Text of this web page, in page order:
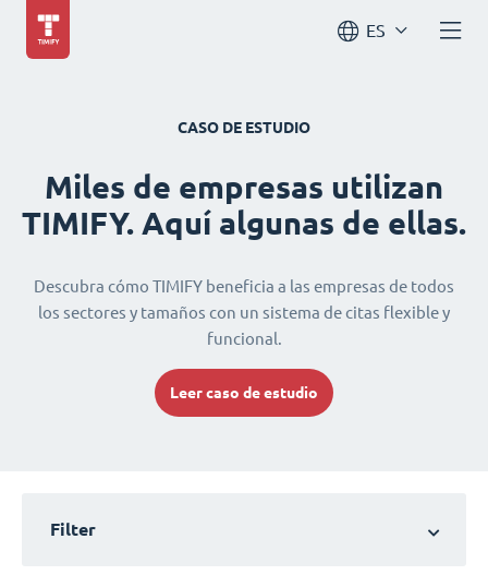
ES
CASO DE ESTUDIO
Miles de empresas utilizan
TIMIFY. Aquí algunas de ellas.
Descubra cómo TIMIFY beneficia a las empresas de todos
los sectores y tamaños con un sistema de citas flexible y
funcional.
Leer caso de estudio
Filter